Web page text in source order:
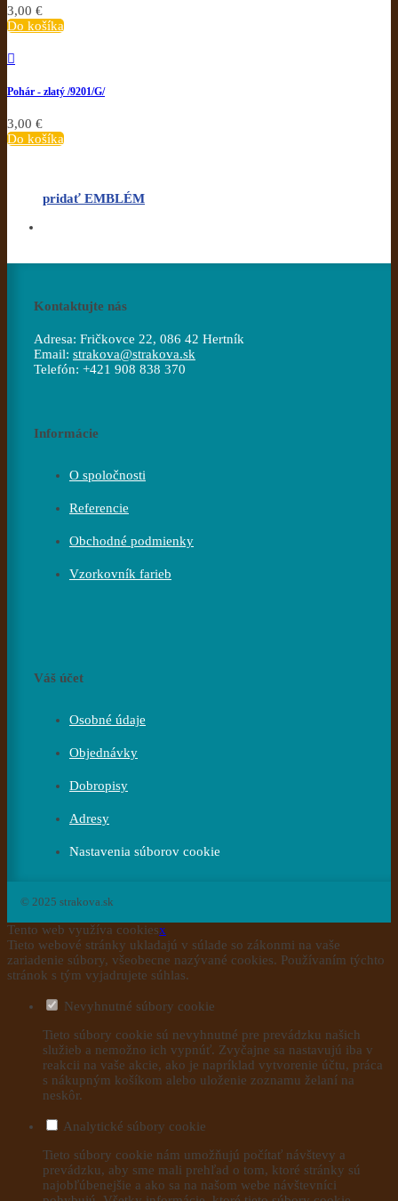
3,00 €
Do košíka

Pohár - zlatý /9201/G/
3,00 €
Do košíka
pridať EMBLÉM
Kontaktujte nás
Adresa: Fričkovce 22, 086 42 Hertník
Email: strakova@strakova.sk
Telefón: +421 908 838 370
Informácie
O spoločnosti
Referencie
Obchodné podmienky
Vzorkovník farieb
Váš účet
Osobné údaje
Objednávky
Dobropisy
Adresy
Nastavenia súborov cookie
© 2025 strakova.sk
Tento web využíva cookiesx
Tieto webové stránky ukladajú v súlade so zákonmi na vaše
zariadenie súbory, všeobecne nazývané cookies. Používaním týchto
stránok s tým vyjadrujete súhlas.
Nevyhnutné súbory cookie
Tieto súbory cookie sú nevyhnutné pre prevádzku našich
služieb a nemožno ich vypnúť. Zvyčajne sa nastavujú iba v
reakcii na vaše akcie, ako je napríklad vytvorenie účtu, práca
s nákupným košíkom alebo uloženie zoznamu želaní na
neskôr.
Analytické súbory cookie
Tieto súbory cookie nám umožňujú počítať návštevy a
prevádzku, aby sme mali prehľad o tom, ktoré stránky sú
najobľúbenejšie a ako sa na našom webe návštevníci